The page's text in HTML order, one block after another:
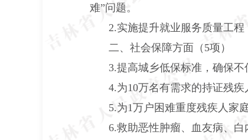
难”问题。
2.实施提升就业服务质量工
二、社会保障方面（ 5项）
3.提高城乡低保标准，确保不
4.为10万名有需求的持证残疾
5.为1万户困难重度残疾人家
6.救助恶性肿瘤、血友病、